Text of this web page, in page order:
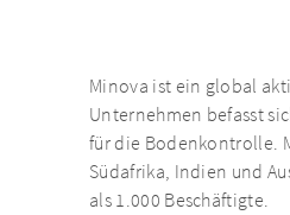
Minova ist ein global
Unternehmen befasst
für die Bodenkontrolle.
Südafrika, Indien und
als 1.000 Beschäftigte.